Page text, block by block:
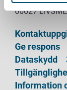
00027
Ge respons
Dataskydd
Information